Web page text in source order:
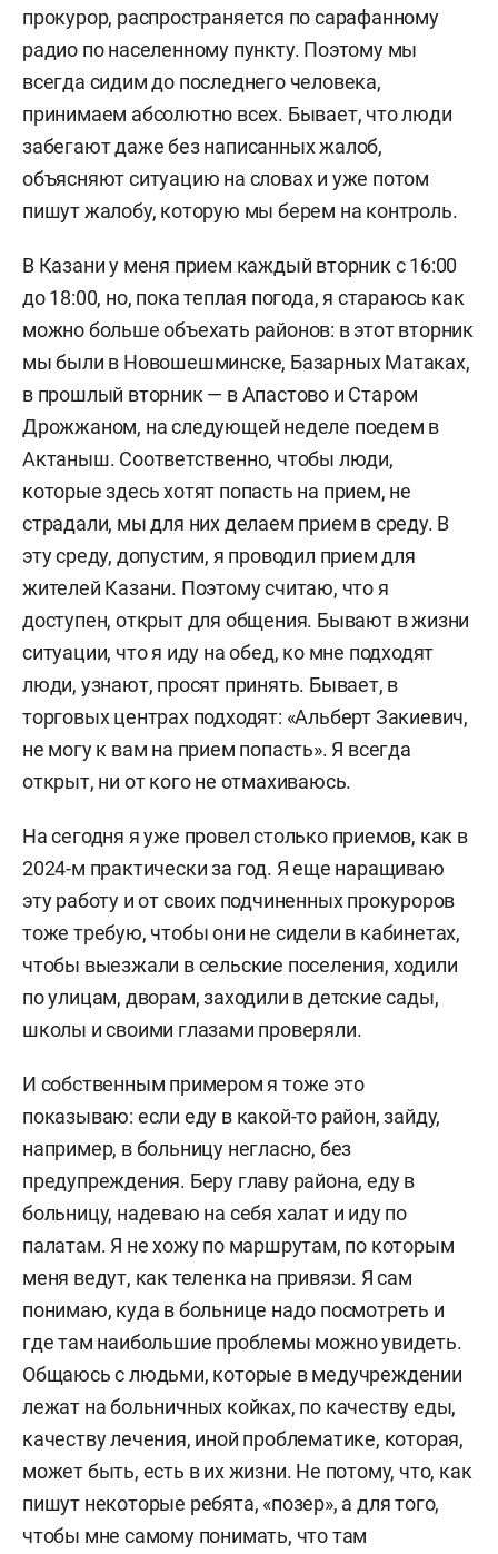
прокурор, распространяется по сарафанному
радио по населенному пункту. Поэтому мы
всегда сидим до последнего человека,
принимаем абсолютно всех. Бывает, что люди
забегают даже без написанных жалоб,
объясняют ситуацию на словах и уже потом
пишут жалобу, которую мы берем на контроль.
В Казани у меня прием каждый вторник с 16:00
до 18:00, но, пока теплая погода, я стараюсь как
можно больше объехать районов: в этот вторник
мы были в Новошешминске, Базарных Матаках,
в прошлый вторник — в Апастово и Старом
Дрожжаном, на следующей неделе поедем в
Актаныш. Соответственно, чтобы люди,
которые здесь хотят попасть на прием, не
страдали, мы для них делаем прием в среду. В
эту среду, допустим, я проводил прием для
жителей Казани. Поэтому считаю, что я
доступен, открыт для общения. Бывают в жизни
ситуации, что я иду на обед, ко мне подходят
люди, узнают, просят принять. Бывает, в
торговых центрах подходят: «Альберт Закиевич,
не могу к вам на прием попасть». Я всегда
открыт, ни от кого не отмахиваюсь.
На сегодня я уже провел столько приемов, как в
2024-м практически за год. Я еще наращиваю
эту работу и от своих подчиненных прокуроров
тоже требую, чтобы они не сидели в кабинетах,
чтобы выезжали в сельские поселения, ходили
по улицам, дворам, заходили в детские сады,
школы и своими глазами проверяли.
И собственным примером я тоже это
показываю: если еду в какой-то район, зайду,
например, в больницу негласно, без
предупреждения. Беру главу района, еду в
больницу, надеваю на себя халат и иду по
палатам. Я не хожу по маршрутам, по которым
меня ведут, как теленка на привязи. Я сам
понимаю, куда в больнице надо посмотреть и
где там наибольшие проблемы можно увидеть.
Общаюсь с людьми, которые в медучреждении
лежат на больничных койках, по качеству еды,
качеству лечения, иной проблематике, которая,
может быть, есть в их жизни. Не потому, что, как
пишут некоторые ребята, «позер», а для того,
чтобы мне самому понимать, что там